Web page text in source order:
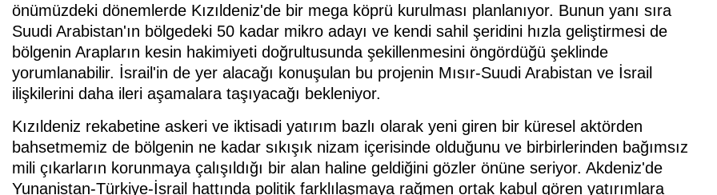
önümüzdeki dönemlerde Kızıldeniz'de bir mega köprü kurulması planlanıyor. Bunun yanı sıra
Suudi Arabistan'ın bölgedeki 50 kadar mikro adayı ve kendi sahil şeridini hızla geliştirmesi de
bölgenin Arapların kesin hakimiyeti doğrultusunda şekillenmesini öngördüğü şeklinde
yorumlanabilir. İsrail'in de yer alacağı konuşulan bu projenin Mısır-Suudi Arabistan ve İsrail
ilişkilerini daha ileri aşamalara taşıyacağı bekleniyor.
Kızıldeniz rekabetine askeri ve iktisadi yatırım bazlı olarak yeni giren bir küresel aktörden
bahsetmemiz de bölgenin ne kadar sıkışık nizam içerisinde olduğunu ve birbirlerinden bağımsız
mili çıkarların korunmaya çalışıldığı bir alan haline geldiğini gözler önüne seriyor. Akdeniz'de
Yunanistan-Türkiye-İsrail hattında politik farklılaşmaya rağmen ortak kabul gören yatırımlara